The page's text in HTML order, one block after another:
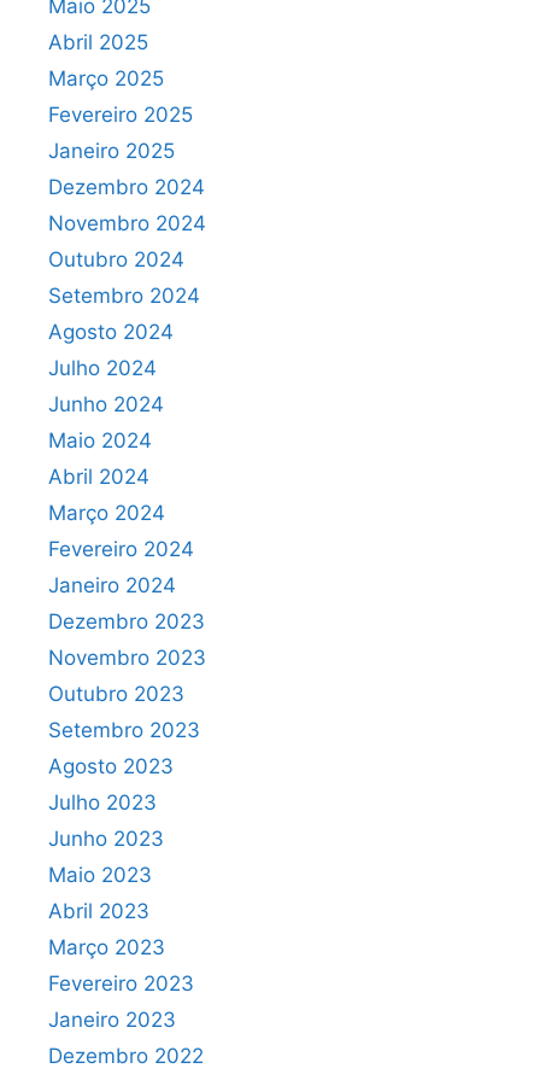
Maio 2025
Abril 2025
Março 2025
Fevereiro 2025
Janeiro 2025
Dezembro 2024
Novembro 2024
Outubro 2024
Setembro 2024
Agosto 2024
Julho 2024
Junho 2024
Maio 2024
Abril 2024
Março 2024
Fevereiro 2024
Janeiro 2024
Dezembro 2023
Novembro 2023
Outubro 2023
Setembro 2023
Agosto 2023
Julho 2023
Junho 2023
Maio 2023
Abril 2023
Março 2023
Fevereiro 2023
Janeiro 2023
Dezembro 2022